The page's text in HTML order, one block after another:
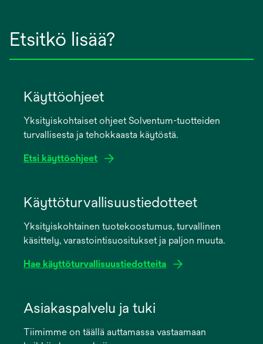
Etsitkö lisää?
Käyttöohjeet
Yksityiskohtaiset ohjeet Solventum-tuotteiden
turvallisesta ja tehokkaasta käytöstä.
Etsi käyttöohjeet
new
Käyttöturvallisuustiedotteet
Yksityiskohtainen tuotekoostumus, turvallinen
käsittely, varastointisuositukset ja paljon muuta.
Hae käyttöturvallisuustiedotteita
new
Asiakaspalvelu ja tuki
Tiimimme on täällä auttamassa vastaamaan